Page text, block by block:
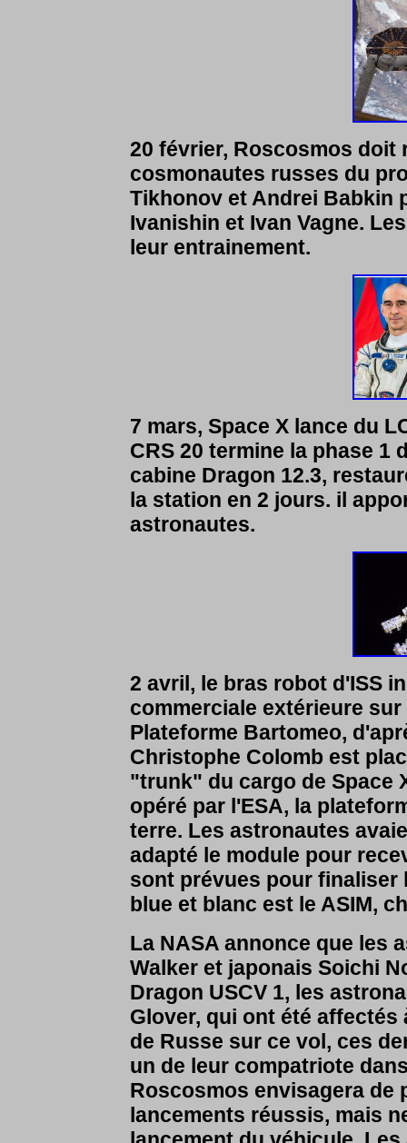
20 février, Roscosmos doit
cosmonautes russes du
Tikhonov et Andrei Babkin
Ivanishin et Ivan Vagne.
leur entrainement.
7 mars, Space X lance du
CRS 20 termine la phase 1
cabine Dragon 12.3,
la station en 2 jours. il
astronautes.
2 avril, le bras robot d'ISS
commerciale extérieure
Plateforme Bartomeo,
Christophe Colomb est
"trunk" du cargo de Space
opéré par l'ESA, la
terre. Les astronautes
adapté le module pour
sont prévues pour
blue et blanc est le ASIM,
La NASA annonce que les
Walker et japonais Soichi
Dragon USCV 1, les
Glover, qui ont été affectés
de Russe sur ce vol, ces
un de leur compatriote
Roscosmos envisagera de
lancements réussis, mais